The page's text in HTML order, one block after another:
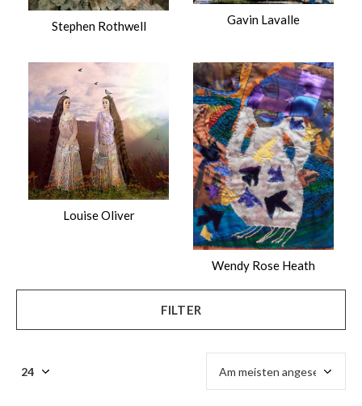
Stephen Rothwell Gavin Lavalle
Louise Oliver
Wendy Rose Heath
FILTER